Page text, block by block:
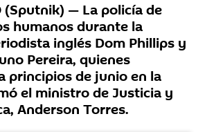
(Sputnik) — La policía de
humanos durante la
inglés Dom Phillips y
Pereira, quienes
principios de junio en la
el ministro de Justicia y
Anderson Torres.